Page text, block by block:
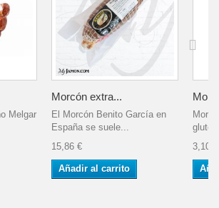
Melgar
Morcón extra...
El Morcón Benito García en
España se suele...
15,86 €
Añadir al carrito
3,10 €